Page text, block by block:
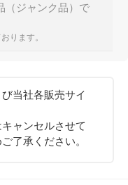
（ジャンク品）で
ります。
当社各販売サイ
ャンセルさせて
了承ください。